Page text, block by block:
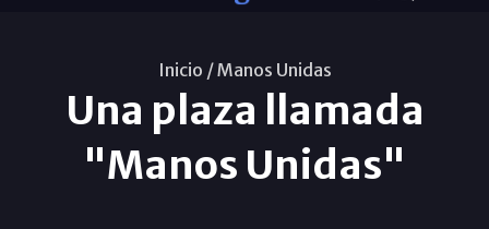
Inicio /Manos Unidas
Una plaza llamada
"Manos Unidas"